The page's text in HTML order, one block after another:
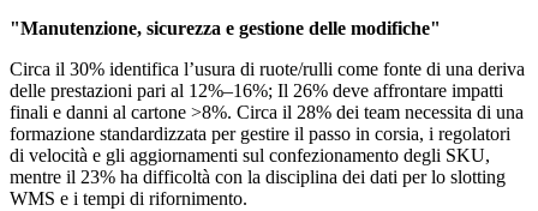
"Manutenzione, sicurezza e gestione delle modifiche"
Circa il 30% identifica l’usura di ruote/rulli come fonte di una deriva
delle prestazioni pari al 12%–16%; Il 26% deve affrontare impatti
finali e danni al cartone >8%. Circa il 28% dei team necessita di una
formazione standardizzata per gestire il passo in corsia, i regolatori
di velocità e gli aggiornamenti sul confezionamento degli SKU,
mentre il 23% ha difficoltà con la disciplina dei dati per lo slotting
WMS e i tempi di rifornimento.